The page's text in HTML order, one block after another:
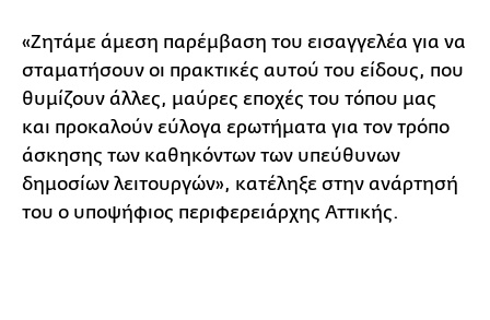
«Ζητάμε άμεση παρέμβαση του εισαγγελέα για να
σταματήσουν οι πρακτικές αυτού του είδους, που
θυμίζουν άλλες, μαύρες εποχές του τόπου μας
και προκαλούν εύλογα ερωτήματα για τον τρόπο
άσκησης των καθηκόντων των υπεύθυνων
δημοσίων λειτουργών», κατέληξε στην ανάρτησή
του ο υποψήφιος περιφερειάρχης Αττικής.